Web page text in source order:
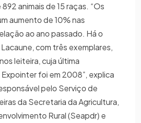
animais de 15 raças. “Os
aumento de 10% nas
ao ano passado. Há o
com três exemplares,
leiteira, cuja última
foi em 2008”, explica
pelo Serviço de
da Secretaria da Agricultura,
Rural (Seapdr) e